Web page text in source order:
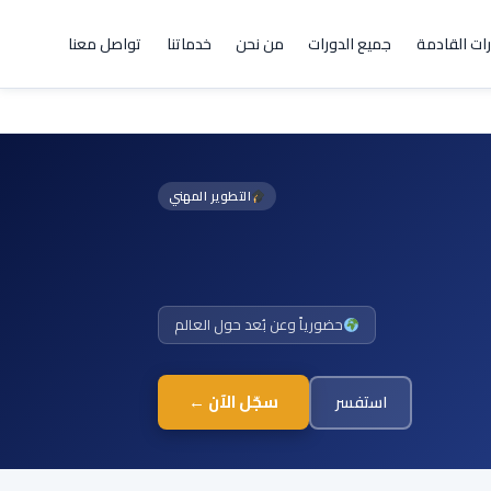
القادمة جميع الدورات من نحن خدماتنا تواصل معنا
التطوير المهني
حضورياً وعن بُعد حول العالم
سجّل الآن ← استفسر